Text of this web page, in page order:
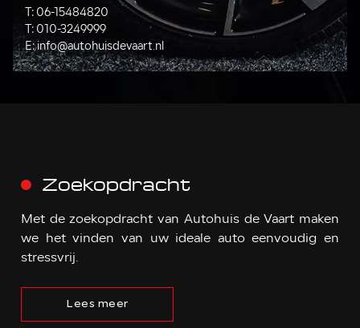
T: 06-15484820
T: 010-3249999
E:info@autohuisdevaart.nl
Zoekopdracht
Met de zoekopdracht van Autohuis de Vaart maken
we het vinden van uw ideale auto eenvoudig en
stressvrij.
Lees meer